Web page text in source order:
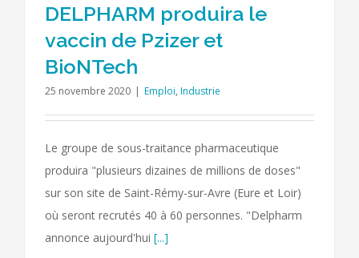
DELPHARM produira le
vaccin de Pzizer et
BioNTech
25 novembre 2020 | Emploi, Industrie
Le groupe de sous-traitance pharmaceutique
produira "plusieurs dizaines de millions de doses"
sur son site de Saint-Rémy-sur-Avre (Eure et Loir)
où seront recrutés 40 à 60 personnes. "Delpharm
annonce aujourd'hui [...]